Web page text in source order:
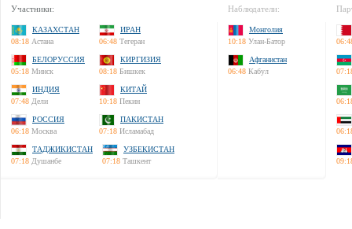
Участники:
КАЗАХСТАН
08:18 Астана
ИРАН
06:48 Тегеран
БЕЛОРУССИЯ
05:18 Минск
КИРГИЗИЯ
08:18 Бишкек
ИНДИЯ
07:48 Дели
КИТАЙ
10:18 Пекин
РОССИЯ
06:18 Москва
ПАКИСТАН
07:18 Исламабад
ТАДЖИКИСТАН
07:18 Душанбе
УЗБЕКИСТАН
07:18 Ташкент
Наблюдатели:
Монголия
10:18 Улан-Батор
Афганистан
06:48 Кабул